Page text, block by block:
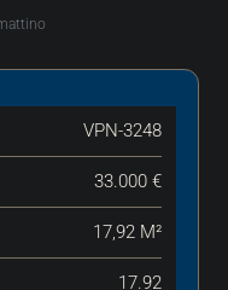
VPN-3248
33.000 €
17,92 M²
17.92